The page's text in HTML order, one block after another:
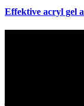
Effektive acryl gel